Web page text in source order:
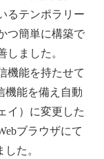
るテンポラリー
つ簡単に構築で
しました。
機能を持たせて
機能を備え自動
イ）に変更した
ブラウザにて
た。